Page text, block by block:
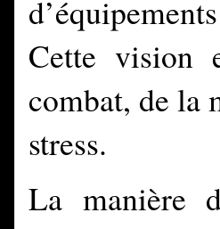
Cette vision
combat, de la
stress.
La manière